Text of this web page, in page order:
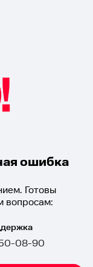
ошибка
Готовы
вопросам:
08-90